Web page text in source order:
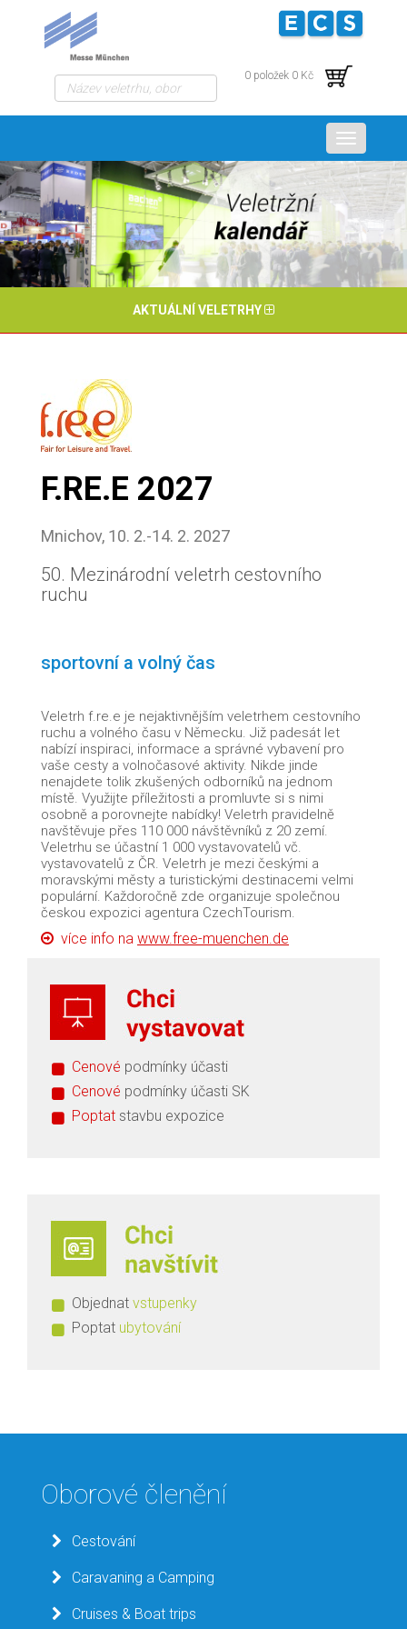
0 položek 0 Kč
Menu
AKTUÁLNÍ VELETRHY
F.RE.E 2027
Mnichov, 10. 2.-14. 2. 2027
50. Mezinárodní veletrh cestovního
ruchu
sportovní a volný čas
Veletrh f.re.e je nejaktivnějším veletrhem cestovního
ruchu a volného času v Německu. Již padesát let
nabízí inspiraci, informace a správné vybavení pro
vaše cesty a volnočasové aktivity. Nikde jinde
nenajdete tolik zkušených odborníků na jednom
místě. Využijte příležitosti a promluvte si s nimi
osobně a porovnejte nabídky! Veletrh pravidelně
navštěvuje přes 110 000 návštěvníků z 20 zemí.
Veletrhu se účastní 1 000 vystavovatelů vč.
vystavovatelů z ČR. Veletrh je mezi českými a
moravskými městy a turistickými destinacemi velmi
populární. Každoročně zde organizuje společnou
českou expozici agentura CzechTourism.
více info na www.free-muenchen.de
Cenové podmínky účasti
Cenové podmínky účasti SK
Poptat stavbu expozice
Objednatvstupenky
Poptat ubytování
Oborové členění
Cestování
Caravaning a Camping
Cruises & Boat trips